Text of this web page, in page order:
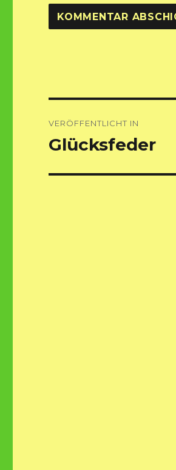
VERÖFFENTLICHT IN
Glücksfeder